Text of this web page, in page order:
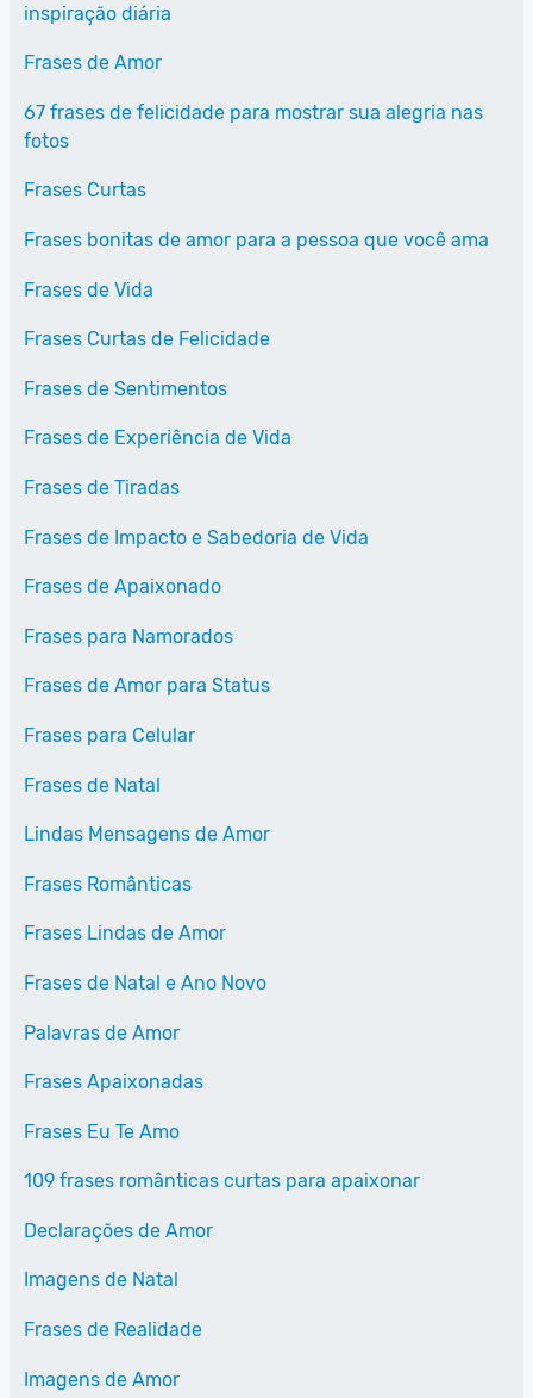
inspiração diária
Frases de Amor
67 frases de felicidade para mostrar sua alegria nas
fotos
Frases Curtas
Frases bonitas de amor para a pessoa que você ama
Frases de Vida
Frases Curtas de Felicidade
Frases de Sentimentos
Frases de Experiência de Vida
Frases de Tiradas
Frases de Impacto e Sabedoria de Vida
Frases de Apaixonado
Frases para Namorados
Frases de Amor para Status
Frases para Celular
Frases de Natal
Lindas Mensagens de Amor
Frases Românticas
Frases Lindas de Amor
Frases de Natal e Ano Novo
Palavras de Amor
Frases Apaixonadas
Frases Eu Te Amo
109 frases românticas curtas para apaixonar
Declarações de Amor
Imagens de Natal
Frases de Realidade
Imagens de Amor